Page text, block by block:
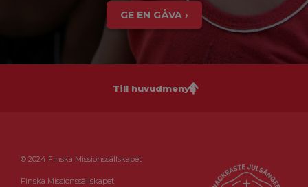
GE EN GÅVA ›
Till huvudmenyn
© 2024 Finska Missionssällskapet
Finska Missionssällskapet